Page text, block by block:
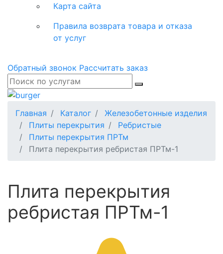
Карта сайта
Правила возврата товара и отказа
от услуг
Обратный звонок Рассчитать заказ
Главная Каталог
Железобетонные изделия
Плиты перекрытия
Ребристые
Плиты перекрытия ПРТм
Плита перекрытия ребристая ПРТм-1
Плита перекрытия
ребристая ПРТм-1